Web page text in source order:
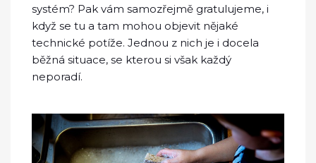
systém? Pak vám samozřejmě gratulujeme, i
když se tu a tam mohou objevit nějaké
technické potíže. Jednou z nich je i docela
běžná situace, se kterou si však každý
neporadí.